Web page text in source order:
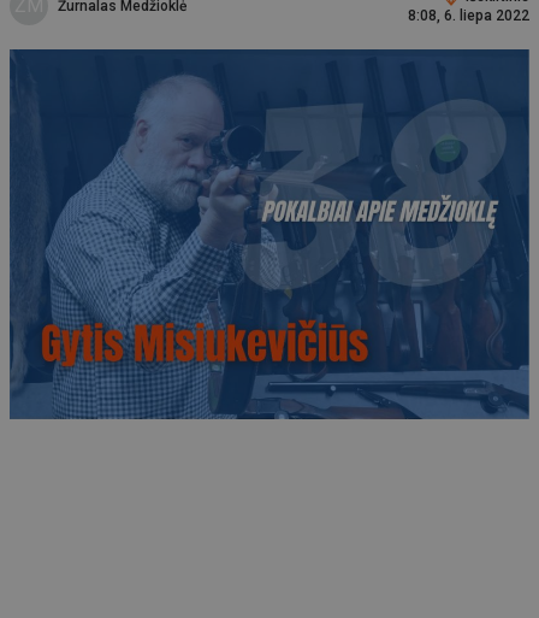
Žurnalas Medžioklė
8:08, 6. liepa 2022